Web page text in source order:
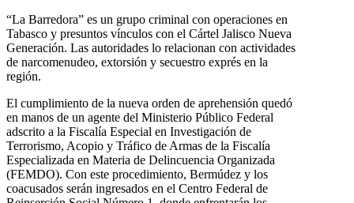
“La Barredora” es un grupo criminal con operaciones en
Tabasco y presuntos vínculos con el Cártel Jalisco Nueva
Generación. Las autoridades lo relacionan con actividades
de narcomenudeo, extorsión y secuestro exprés en la
región.
El cumplimiento de la nueva orden de aprehensión quedó
en manos de un agente del Ministerio Público Federal
adscrito a la Fiscalía Especial en Investigación de
Terrorismo, Acopio y Tráfico de Armas de la Fiscalía
Especializada en Materia de Delincuencia Organizada
(FEMDO). Con este procedimiento, Bermúdez y los
coacusados serán ingresados en el Centro Federal de